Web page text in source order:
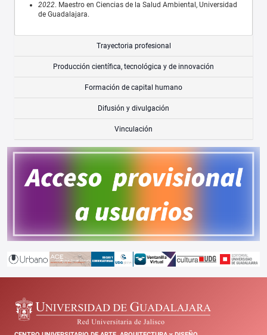
2022. Maestro en Ciencias de la Salud Ambiental, Universidad
de Guadalajara.
Trayectoria profesional
Producción científica, tecnológica y de innovación
Formación de capital humano
Difusión y divulgación
Vinculación